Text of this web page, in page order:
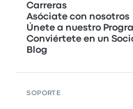
Carreras
Asóciate con nosotros
Únete a nuestro
Conviértete en un
Blog
SOPORTE